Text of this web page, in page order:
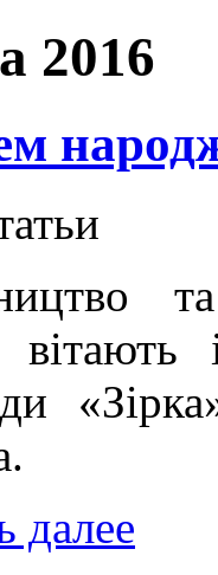
2016
вітають
далее